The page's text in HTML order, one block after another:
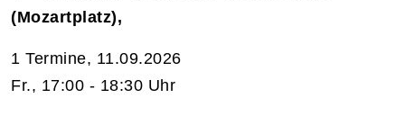
(Mozartplatz),
1 Termine, 11.09.2026
Fr., 17:00 - 18:30 Uhr